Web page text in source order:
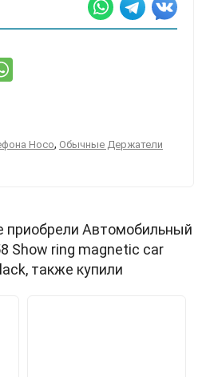
Hoco, Обычные Держатели
приобрели Автомобильный
Show ring magnetic car
также купили